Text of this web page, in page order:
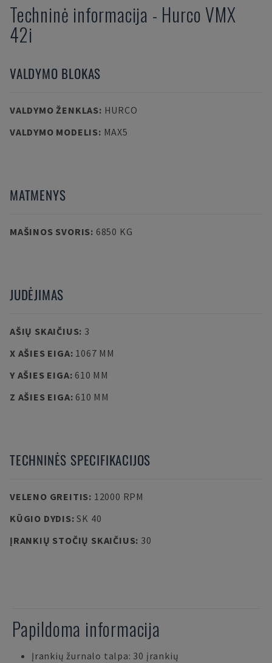
Techninė informacija - Hurco VMX
42i
VALDYMO BLOKAS
VALDYMO ŽENKLAS: HURCO
VALDYMO MODELIS: MAX5
MATMENYS
MAŠINOS SVORIS: 6850 KG
JUDĖJIMAS
AŠIŲ SKAIČIUS: 3
X AŠIES EIGA: 1067 MM
Y AŠIES EIGA: 610 MM
Z AŠIES EIGA: 610 MM
TECHNINĖS SPECIFIKACIJOS
VELENO GREITIS: 12000 RPM
KŪGIO DYDIS:SK 40
ĮRANKIŲ STOČIŲ SKAIČIUS: 30
Papildoma informacija
Įrankių žurnalo talpa: 30 įrankių